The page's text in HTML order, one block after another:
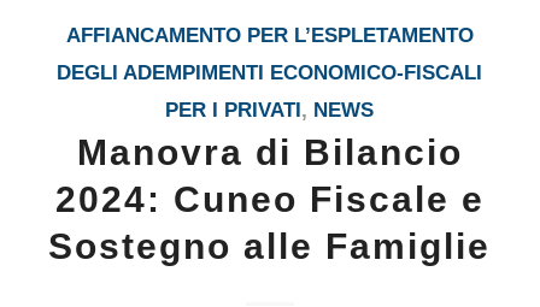
AFFIANCAMENTO PER L’ESPLETAMENTO
DEGLI ADEMPIMENTI ECONOMICO-FISCALI
PER I PRIVATI, NEWS
Manovra di Bilancio
2024: Cuneo Fiscale e
Sostegno alle Famiglie